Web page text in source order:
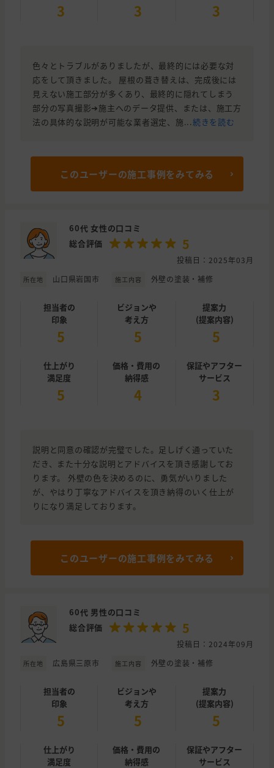
3 3 3
色々とトラブルがありましたが、最終的には必要な対
応をして頂きました。 屋根の葺き替えは、完成後には
見えない施工部分が多くあり、最終的に隠れてしまう
部分の写真撮影➔施主へのデータ提供、または、施工方
法の具体的な説明が可能な業者選定、施...続きを読む
このユーザーの施工事例をみてみる
60代 女性の口コミ
総合評価
5
投稿日：2025年03月
所在地 山口県岩国市 施工内容 外壁の塗装・補修
担当者の
印象
5
ビジョンや
考え方
5
提案力
(提案内容)
5
仕上がり
満足度
5
価格・費用の
納得感
4
保証やアフター
サービス
3
説明と同意の確認が完璧でした。足しげく通っていた
だき、また十分な説明とアドバイスを頂き感謝してお
ります。 外壁の色を決めるのに、勇気がいりました
が、やはり丁寧なアドバイスを頂き納得のいく仕上が
りになり満足しております。
このユーザーの施工事例をみてみる
60代 男性の口コミ
総合評価
5
投稿日：2024年09月
所在地 広島県三原市 施工内容 外壁の塗装・補修
担当者の
印象
5
ビジョンや
考え方
5
提案力
(提案内容)
5
仕上がり
満足度
価格・費用の
納得感
保証やアフター
サービス